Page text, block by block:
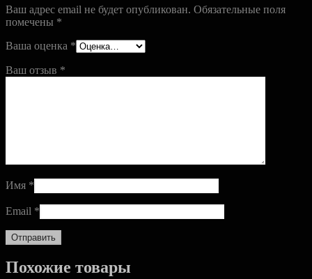
Ваш адрес email не будет опубликован. Обязательные поля
помечены *
Ваша оценка *
Ваш отзыв *
Имя *
Email *
Похожие товары